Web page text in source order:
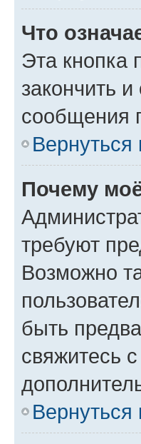
Что
Эта кнопка
закончить
сообщения
Вернуться
Почему
требуют
Возможно
быть
свяжитесь
Вернуться